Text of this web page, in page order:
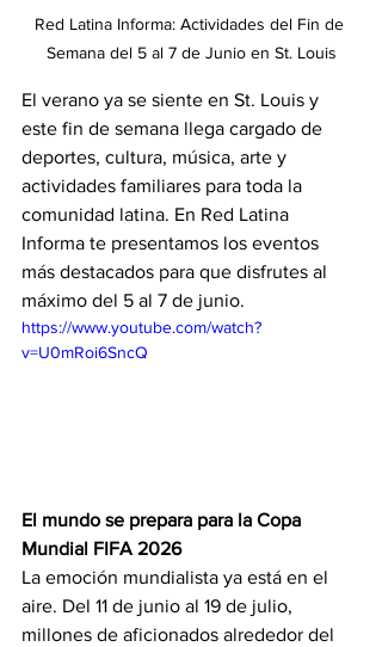
Red Latina Informa: Actividades del Fin de
Semana del 5 al 7 de Junio en St. Louis
El verano ya se siente en St. Louis y
este fin de semana llega cargado de
deportes, cultura, música, arte y
actividades familiares para toda la
comunidad latina. En Red Latina
Informa te presentamos los eventos
más destacados para que disfrutes al
máximo del 5 al 7 de junio.
https://www.youtube.com/watch?
v=U0mRoi6SncQ
El mundo se prepara para la Copa
Mundial FIFA 2026
La emoción mundialista ya está en el
aire. Del 11 de junio al 19 de julio,
millones de aficionados alrededor del